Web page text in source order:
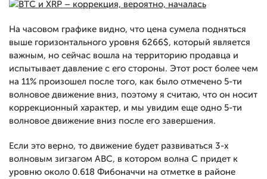
На часовом графике видно, что цена сумела подняться
выше горизонтального уровня 6266$, который является
важным, но сейчас вошла на территорию продавца и
испытывает давление с его стороны. Этот рост более чем
на 11% произошел после того, как было отмечено 5-ти
волновое движение вниз, поэтому я считаю, что он носит
коррекционный характер, и мы увидим еще одно 5-ти
волновое движение вниз после его завершения.
Если это верно, то движение будет развиваться 3-х
волновым зигзагом ABC, в котором волна C придет к
уровню около 0.618 Фибоначчи на отметке в районе